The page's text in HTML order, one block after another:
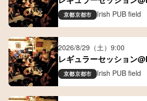
京都京都市 Irish PUB field
2026/8/29（土） 9:00
レギュラーセッション
京都京都市 Irish PUB field